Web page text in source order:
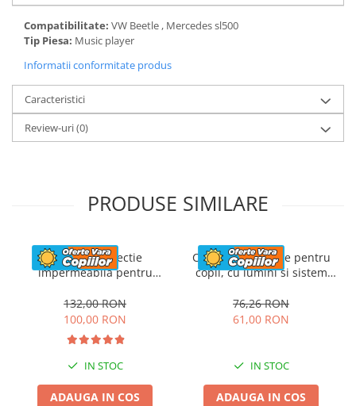
Compatibilitate: VW Beetle , Mercedes sl500
Tip Piesa: Music player
Informatii conformitate produs
Caracteristici
Review-uri(0)
PRODUSE SIMILARE
Husa de protectie
impermeabila pentru
utv-uri, atv-uri sau
motociclete, neagra
132,00 RON
100,00 RON
IN STOC
ADAUGA IN COS
Casca de protectie pentru
copii, cu lumini si sistem
76,26 RON
61,00 RON
IN STOC
ADAUGA IN COS